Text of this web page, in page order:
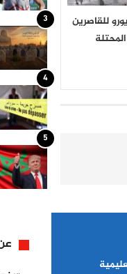
مليون يورو للقاصرين
3
4
5